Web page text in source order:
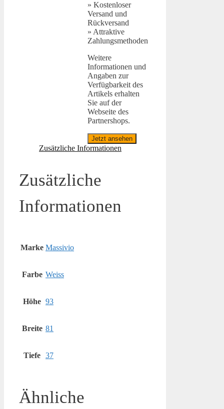
» Kostenloser
Versand und
Rückversand
» Attraktive
Zahlungsmethoden
Weitere
Informationen und
Angaben zur
Verfügbarkeit des
Artikels erhalten
Sie auf der
Webseite des
Partnershops.
Jetzt ansehen
Zusätzliche Informationen
Zusätzliche
Informationen
Marke Massivio
Farbe Weiss
Höhe 93
Breite 81
Tiefe 37
Ähnliche